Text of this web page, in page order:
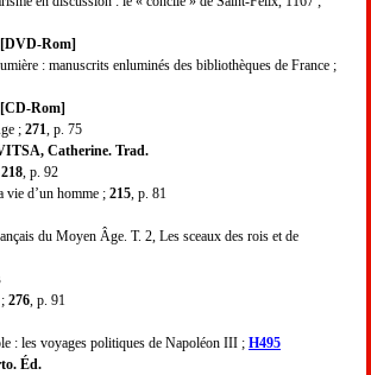
Rom]
: manuscrits enluminés des bibliothèques de France ;
Rom]
; 271 , p. 75
Catherine. Trad.
218 , p. 92
d’un homme ; 215 , p. 81
du Moyen Âge. T. 2, Les sceaux des rois et de
276 , p. 91
: les voyages politiques de Napoléon III ; H495
Éd.